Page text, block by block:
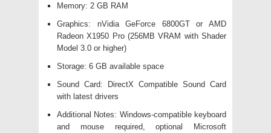
Memory: 2 GB RAM
Graphics: nVidia GeForce 6800GT or AMD
Radeon X1950 Pro (256MB VRAM with Shader
Model 3.0 or higher)
Storage: 6 GB available space
Sound Card: DirectX Compatible Sound Card
with latest drivers
Additional Notes: Windows-compatible keyboard
and mouse required, optional Microsoft